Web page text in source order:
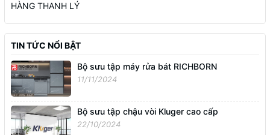
HÀNG THANH LÝ
TIN TỨC NỔI BẬT
Bộ sưu tập máy rửa bát RICHBORN
11/11/2024
Bộ sưu tập chậu vòi Kluger cao cấp
22/10/2024